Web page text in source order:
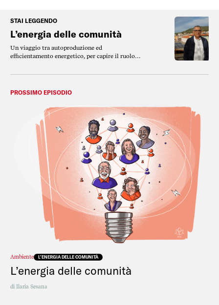
STAI LEGGENDO
L’energia delle comunità
Un viaggio tra autoproduzione ed
efficientamento energetico, per capire il ruolo
crescere l’energia pulita.
PROSSIMO EPISODIO
Ambiente L’ENERGIA DELLE COMUNITÀ
L’energia delle comunità
di Ilaria Sesana